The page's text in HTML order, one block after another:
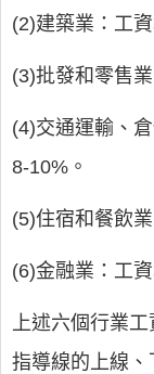
(2)建築業：工
(3)批發和零售
(4)交通運輸、
8-10%。
(5)住宿和餐飲
(6)金融業：工
上述六個行業
指導線的上線、